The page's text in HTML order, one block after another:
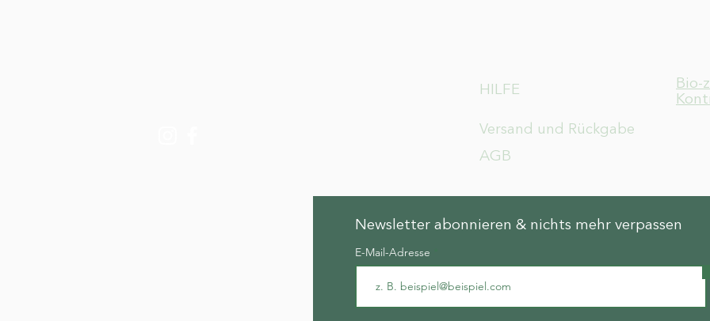
HILFE
Versand und Rückgabe
AGB
Newsletter abonnieren & nichts mehr verpassen
E-Mail-Adresse